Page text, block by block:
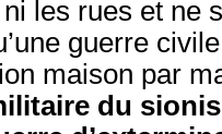
les rues et ne
guerre
maison par
du